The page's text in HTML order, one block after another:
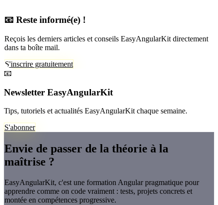
📧 Reste informé(e) !
Reçois les derniers articles et conseils EasyAngularKit directement
dans ta boîte mail.
S'inscrire gratuitement
📧
Newsletter EasyAngularKit
Tips, tutoriels et actualités EasyAngularKit chaque semaine.
S'abonner
Envie de passer de la théorie à la
maîtrise ?
EasyAngularKit, c'est une formation Angular pragmatique pour
apprendre comme on code vraiment : tests, projets concrets et
montée en compétences progressive.